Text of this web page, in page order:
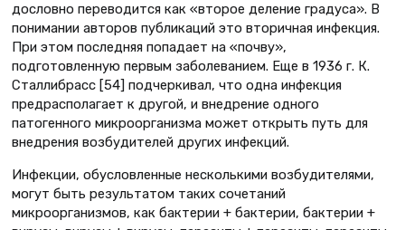
дословно переводится как «второе деление градуса». В
понимании авторов публикаций это вторичная инфекция.
При этом последняя попадает на «почву»,
подготовленную первым заболеванием. Еще в 1936 г. К.
Сталлибрасс [54] подчеркивал, что одна инфекция
предрасполагает к другой, и внедрение одного
патогенного микроорганизма может открыть путь для
внедрения возбудителей других инфекций.
Инфекции, обусловленные несколькими возбудителями,
могут быть результатом таких сочетаний
микроорганизмов, как бактерии + бактерии, бактерии +